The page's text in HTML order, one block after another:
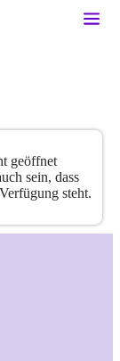
geöffnet
sein, dass
steht.